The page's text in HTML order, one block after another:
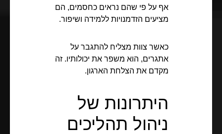
אף על פי שהם נראים כחסמים, הם
מציעים הזדמנויות ללמידה ושיפור.
כאשר צוות מצליח להתגבר על
אתגרים, הוא משפר את יכולותיו. זה
מקדם את הצלחת הארגון.
היתרונות של
ניהול תהליכים